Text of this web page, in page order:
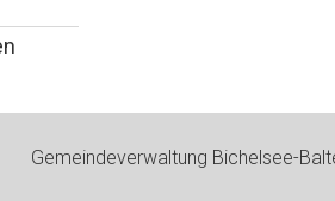
Gemeindeverwaltung Bichelsee-